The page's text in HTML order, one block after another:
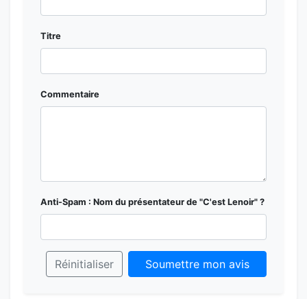
Titre
Commentaire
Anti-Spam : Nom du présentateur de "C'est Lenoir" ?
Réinitialiser Soumettre mon avis